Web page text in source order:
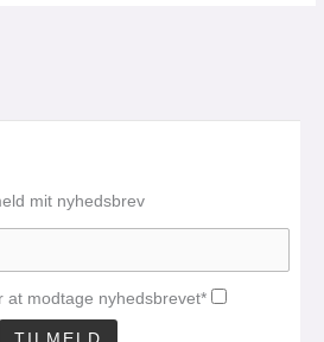
mit nyhedsbrev
at modtage nyhedsbrevet*